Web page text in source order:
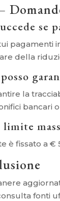
pagamenti
della
la
bancari
limite
è fissato a
fonti